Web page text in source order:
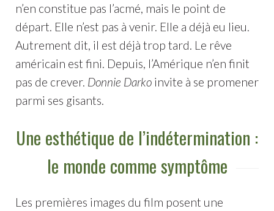
n’en constitue pas l’acmé, mais le point de
départ. Elle n’est pas à venir. Elle a déjà eu lieu.
Autrement dit, il est déjà trop tard. Le rêve
américain est fini. Depuis, l’Amérique n’en finit
pas de crever. Donnie Darkoinvite à se promener
parmi ses gisants.
Une esthétique de l’indétermination :
le monde comme symptôme
Les premières images du film posent une